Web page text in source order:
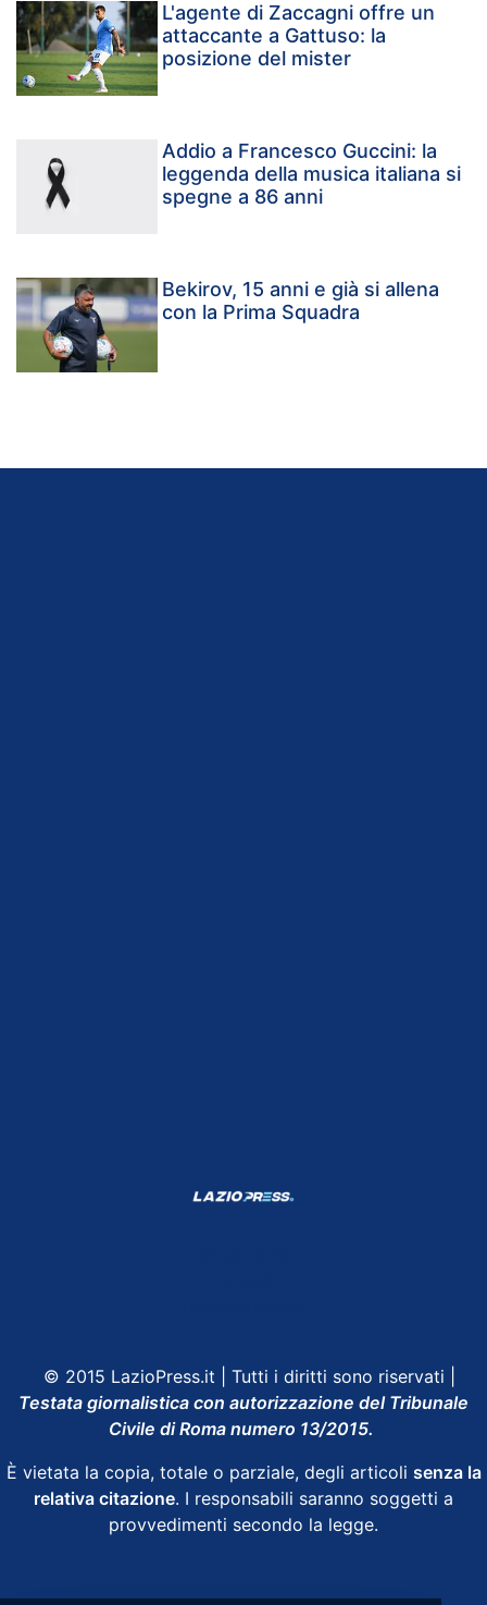
L'agente di Zaccagni offre un
attaccante a Gattuso: la
posizione del mister
Addio a Francesco Guccini: la
leggenda della musica italiana si
spegne a 86 anni
Bekirov, 15 anni e già si allena
con la Prima Squadra
© 2015 LazioPress.it | Tutti i diritti sono riservati |
Testata giornalistica con autorizzazione del Tribunale
Civile di Roma numero 13/2015.
È vietata la copia, totale o parziale, degli articoli senza la
relativa citazione. I responsabili saranno soggetti a
provvedimenti secondo la legge.